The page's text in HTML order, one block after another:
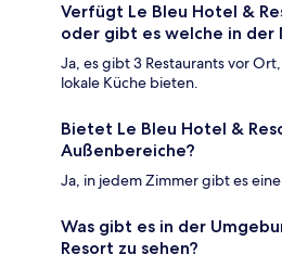
Verfügt Le Bleu Hotel &
oder gibt es welche in der
Ja, es gibt 3 Restaurants vor
lokale Küche bieten.
Bietet Le Bleu Hotel &
Außenbereiche?
Ja, in jedem Zimmer gibt es
Was gibt es in der
Resort zu sehen?